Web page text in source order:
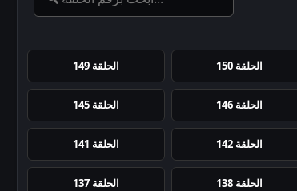
الحلقة 150 الحلقة 149
الحلقة 146 الحلقة 145
الحلقة 142 الحلقة 141
الحلقة 138 الحلقة 137